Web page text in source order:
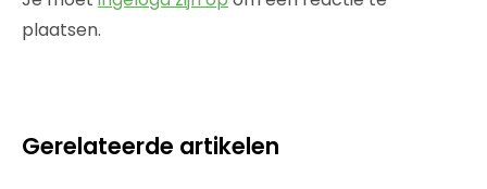
plaatsen.
Gerelateerde artikelen